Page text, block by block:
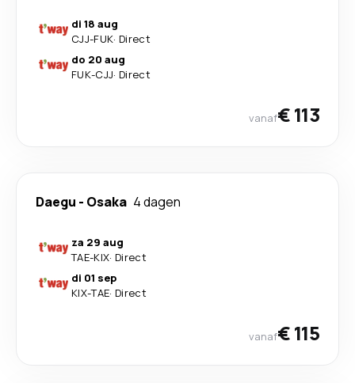
di 18 aug
CJJ-FUK· Direct
do 20 aug
FUK-CJJ· Direct
vanaf€ 113
Daegu - Osaka 4 dagen
za 29 aug
TAE-KIX· Direct
di 01 sep
KIX-TAE· Direct
vanaf€ 115